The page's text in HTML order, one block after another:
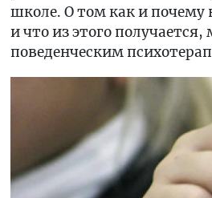
школе. О том как и почему
и что из этого
поведенческим